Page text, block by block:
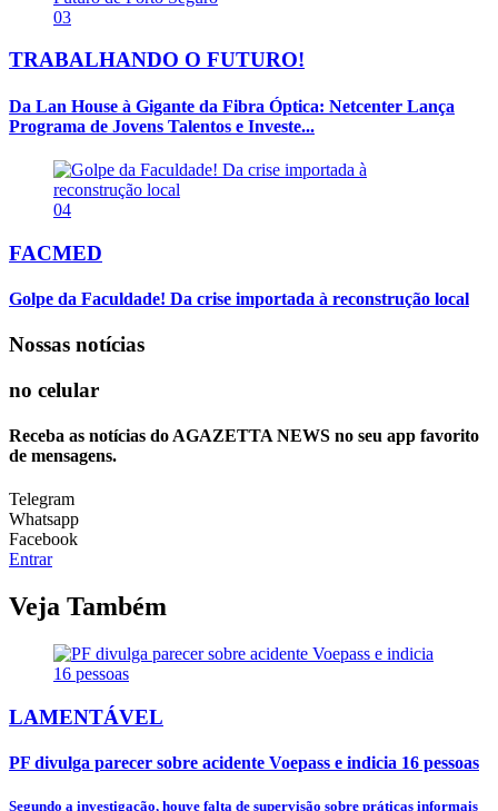
03
TRABALHANDO O FUTURO!
Da Lan House à Gigante da Fibra Óptica: Netcenter Lança
Programa de Jovens Talentos e Investe...
04
FACMED
Golpe da Faculdade! Da crise importada à reconstrução local
Nossas notícias
no celular
Receba as notícias do AGAZETTA NEWS no seu app favorito
de mensagens.
Telegram
Whatsapp
Facebook
Entrar
Veja Também
LAMENTÁVEL
PF divulga parecer sobre acidente Voepass e indicia 16 pessoas
Segundo a investigação, houve falta de supervisão sobre práticas informais